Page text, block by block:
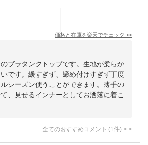
価格と在庫を楽天でチェック >>
ブラタンクトップです。生地が柔らか
です。緩すぎず、締め付けすぎず丁度
シーズン使うことができます。薄手の
、見せるインナーとしてお洒落に着こ
全てのおすすめコメント (1 件) >